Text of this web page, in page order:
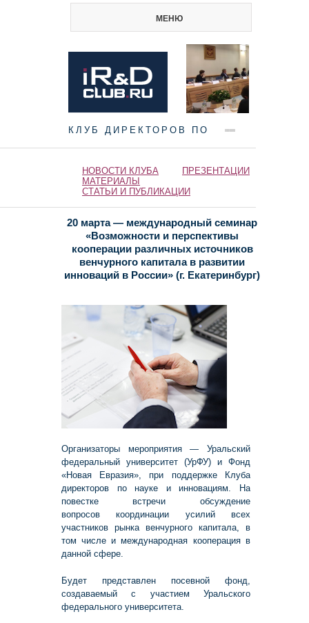
МЕНЮ
КЛУБ ДИРЕКТОРОВ ПО
НАУКЕ И ИННОВАЦИЯМ
НОВОСТИ КЛУБА
ПРЕЗЕНТАЦИИ
МАТЕРИАЛЫ
СТАТЬИ И ПУБЛИКАЦИИ
20 марта — международный семинар
«Возможности и перспективы
кооперации различных источников
венчурного капитала в развитии
инноваций в России» (г. Екатеринбург)
Организаторы мероприятия — Уральский
федеральный университет (УрФУ) и Фонд
«Новая Евразия», при поддержке Клуба
директоров по науке и инновациям. На
повестке встречи обсуждение
вопросов координации усилий всех
участников рынка венчурного капитала, в
том числе и международная кооперация в
данной сфере.
Будет представлен посевной фонд,
создаваемый с участием Уральского
федерального университета.